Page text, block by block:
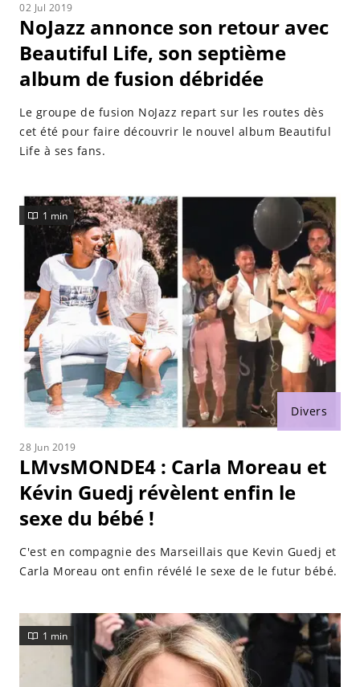
02 Jul 2019
NoJazz annonce son retour avec
Beautiful Life, son septième
album de fusion débridée
Le groupe de fusion NoJazz repart sur les routes dès
cet été pour faire découvrir le nouvel album Beautiful
Life à ses fans.
Divers
1 min
28 Jun 2019
LMvsMONDE4 : Carla Moreau et
Kévin Guedj révèlent enfin le
sexe du bébé !
C'est en compagnie des Marseillais que Kevin Guedj et
Carla Moreau ont enfin révélé le sexe de le futur bébé.
1 min